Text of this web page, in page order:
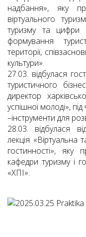
надбання», яку
віртуального
туризму та цифри
формування
території,
культури».
27.03. відбулася
туристичного
директор
успішної молоді»,
–інструменти для
28.03. відбулася
лекція «Віртуальна
гостинності»,
кафедри туризму і
«ХПІ».